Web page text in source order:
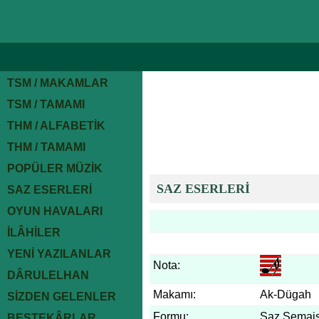
TSM / MAKAMLAR
TSM / TAMAMI
THM / ALFABETİK
THM / TAMAMI
POPÜLER MÜZİK
SAZ ESERLERİ
OYUN HAVALARI
İLÂHİLER
YENİ YAZILANLAR
DÂRULELHAN
SİZDEN GELENLER
SAZ ESERLERİ
Nota:
Makamı:
Ak-Dügah
Formu:
Saz